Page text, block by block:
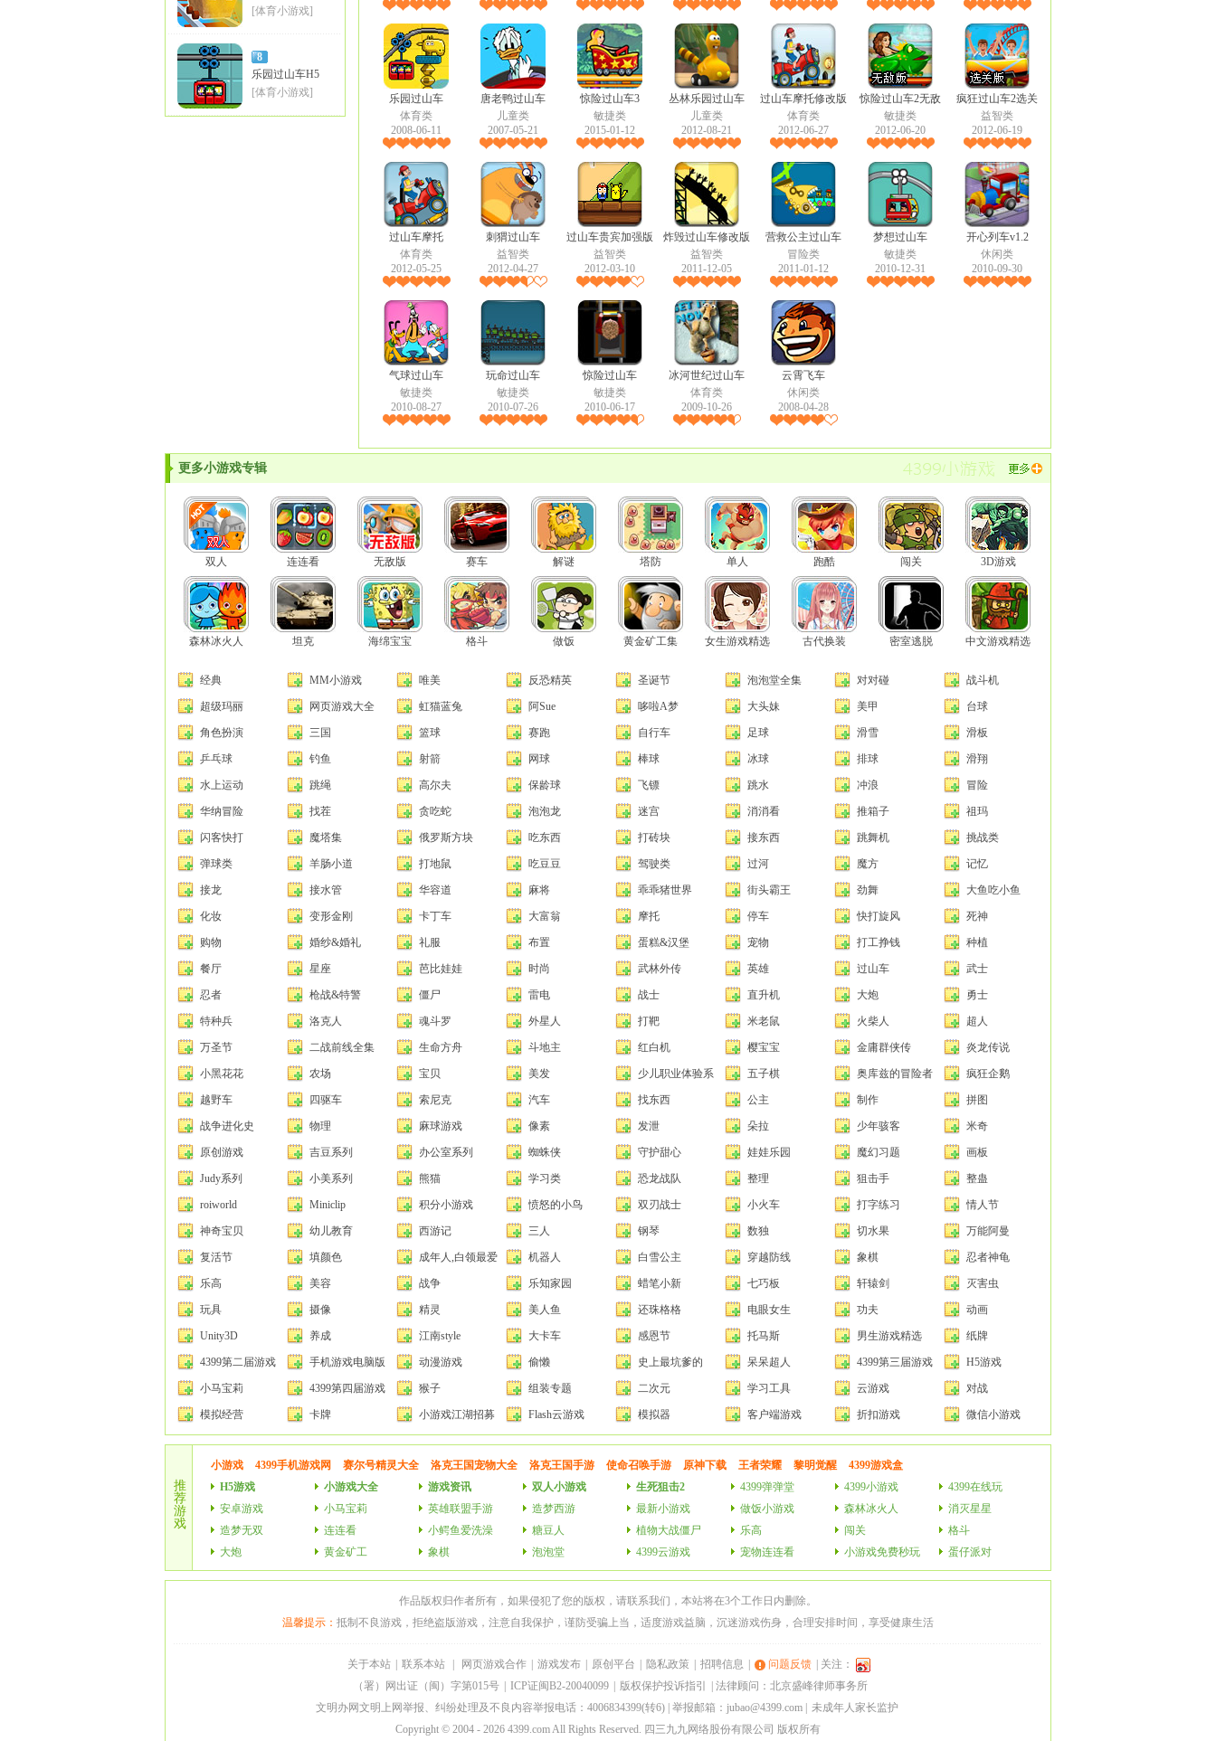
[体育小游戏]
8
乐园过山车H5
[体育小游戏]
乐园过山车
体育类
2008-06-11
唐老鸭过山车
儿童类
2007-05-21
惊险过山车3
敏捷类
2015-01-12
丛林乐园过山车
儿童类
2012-08-21
过山车摩托修改版
体育类
2012-06-27
惊险过山车2无敌
版
敏捷类
2012-06-20
疯狂过山车2选关
版
益智类
2012-06-19
过山车摩托
体育类
2012-05-25
刺猬过山车
益智类
2012-04-27
过山车贵宾加强版
益智类
2012-03-10
炸毁过山车修改版
益智类
2011-12-05
营救公主过山车
冒险类
2011-01-12
梦想过山车
敏捷类
2010-12-31
开心列车v1.2
休闲类
2010-09-30
气球过山车
敏捷类
2010-08-27
玩命过山车
敏捷类
2010-07-26
惊险过山车
敏捷类
2010-06-17
冰河世纪过山车
体育类
2009-10-26
云霄飞车
休闲类
2008-04-28
更多小游戏专辑
双人 连连看 无敌版 赛车 解谜 塔防 单人 跑酷 闯关 3D游戏
森林冰火人 坦克 海绵宝宝 格斗 做饭 黄金矿工集 女生游戏精选 古代换装 密室逃脱 中文游戏精选
经典 MM小游戏 唯美 反恐精英 圣诞节 泡泡堂全集 对对碰 战斗机
超级玛丽 网页游戏大全 虹猫蓝兔 阿Sue 哆啦A梦 大头妹 美甲 台球
角色扮演 三国 篮球 赛跑 自行车 足球 滑雪 滑板
乒乓球 钓鱼 射箭 网球 棒球 冰球 排球 滑翔
水上运动 跳绳 高尔夫 保龄球 飞镖 跳水 冲浪 冒险
华纳冒险 找茬 贪吃蛇 泡泡龙 迷宫 消消看 推箱子 祖玛
闪客快打 魔塔集 俄罗斯方块 吃东西 打砖块 接东西 跳舞机 挑战类
弹球类 羊肠小道 打地鼠 吃豆豆 驾驶类 过河 魔方 记忆
接龙 接水管 华容道 麻将 乖乖猪世界 街头霸王 劲舞 大鱼吃小鱼
化妆 变形金刚 卡丁车 大富翁 摩托 停车 快打旋风 死神
购物 婚纱&婚礼 礼服 布置 蛋糕&汉堡 宠物 打工挣钱 种植
餐厅 星座 芭比娃娃 时尚 武林外传 英雄 过山车 武士
忍者 枪战&特警 僵尸 雷电 战士 直升机 大炮 勇士
特种兵 洛克人 魂斗罗 外星人 打靶 米老鼠 火柴人 超人
万圣节 二战前线全集 生命方舟 斗地主 红白机 樱宝宝 金庸群侠传 炎龙传说
小黑花花 农场 宝贝 美发
少儿职业体验系
列
五子棋 奥库兹的冒险者 疯狂企鹅
越野车 四驱车 索尼克 汽车 找东西 公主 制作 拼图
战争进化史 物理 麻球游戏 像素 发泄 朵拉 少年骇客 米奇
原创游戏 吉豆系列 办公室系列 蜘蛛侠 守护甜心 娃娃乐园 魔幻习题 画板
Judy系列 小美系列 熊猫 学习类 恐龙战队 整理 狙击手 整蛊
roiworld Miniclip 积分小游戏 愤怒的小鸟 双刃战士 小火车 打字练习 情人节
神奇宝贝 幼儿教育 西游记 三人 钢琴 数独 切水果 万能阿曼
复活节 填颜色 成年人,白领最爱 机器人 白雪公主 穿越防线 象棋 忍者神龟
乐高 美容 战争 乐知家园 蜡笔小新 七巧板 轩辕剑 灭害虫
玩具 摄像 精灵 美人鱼 还珠格格 电眼女生 功夫 动画
Unity3D 养成 江南style 大卡车 感恩节 托马斯 男生游戏精选 纸牌
4399第二届游戏
开发大赛
手机游戏电脑版 动漫游戏 偷懒 史上最坑爹的 呆呆超人
4399第三届游戏
开发大赛
H5游戏
小马宝莉
4399第四届游戏
开发大赛
猴子 组装专题 二次元 学习工具 云游戏 对战
模拟经营 卡牌
小游戏江湖招募
令
Flash云游戏 模拟器 客户端游戏 折扣游戏 微信小游戏
推
荐
游
戏
小游戏 4399手机游戏网 赛尔号精灵大全 洛克王国宠物大全 洛克王国手游 使命召唤手游 原神下载 王者荣耀 黎明觉醒
4399游戏盒
H5游戏
小游戏大全 游戏资讯 双人小游戏 生死狙击2 4399弹弹堂 4399小游戏
4399在线玩
安卓游戏
小马宝莉 英雄联盟手游 造梦西游 最新小游戏 做饭小游戏 森林冰火人
消灭星星
造梦无双
连连看 小鳄鱼爱洗澡 糖豆人 植物大战僵尸 乐高 闯关
格斗
大炮
黄金矿工 象棋 泡泡堂 4399云游戏 宠物连连看 小游戏免费秒玩 蛋仔派对
作品版权归作者所有，如果侵犯了您的版权，请联系我们 ，本站将在3个工作日内删除。
温馨提示： 抵制不良游戏，拒绝盗版游戏，注意自我保护，谨防受骗上当，适度游戏益脑，沉迷游戏伤身，合理安排时间，享受健康生活
关于本站 联系本站 网页游戏合作 游戏发布 原创平台 隐私政策 招聘信息 问题反馈
| 关注：
（署）网出证（闽）字第015号
ICP证闽B2-20040099 版权保护投诉指引
| 法律顾问：北京盛峰律师事务所
文明办网文明上网举报、纠纷处理及不良内容举报电话：4006834399(转6) | 举报邮箱：jubao@4399.com |
未成年人家长监护
Copyright © 2004 - 2026 4399.com All Rights Reserved. 四三九九网络股份有限公司 版权所有